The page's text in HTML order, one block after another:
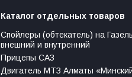
Каталог отдельных товаров
Спойлеры (обтекатель) на
внешний и внутренний
Прицепы САЗ
Двигатель МТЗ Алматы